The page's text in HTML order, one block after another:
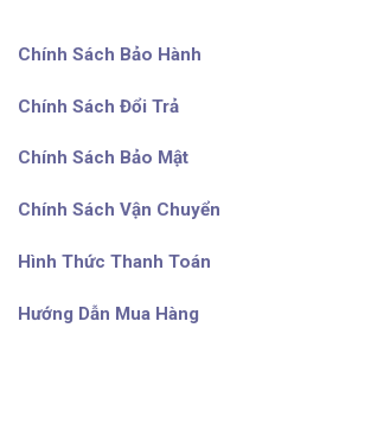
Chính Sách Bảo Hành
Chính Sách Đổi Trả
Chính Sách Bảo Mật
Chính Sách Vận Chuyển
Hình Thức Thanh Toán
Hướng Dẫn Mua Hàng